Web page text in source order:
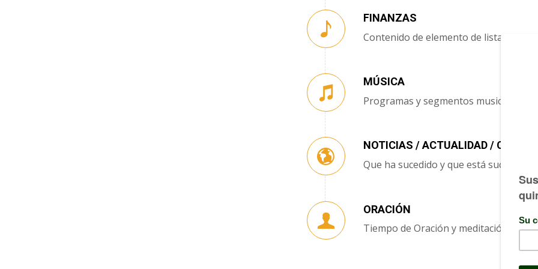
FINANZAS
Contenido de elemento de lista
MÚSICA
Programas y segmentos musicales
NOTICIAS / ACTUALIDAD / CIENCIA
Que ha sucedido y que está
ORACIÓN
Tiempo de Oración y meditación